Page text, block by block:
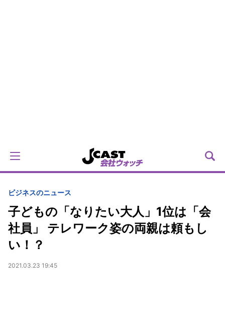
ビジネスのニュース
子どもの「なりたい大人」1位は「会
社員」 テレワーク姿の両親は頼もし
い！？
2021.03.23 19:45